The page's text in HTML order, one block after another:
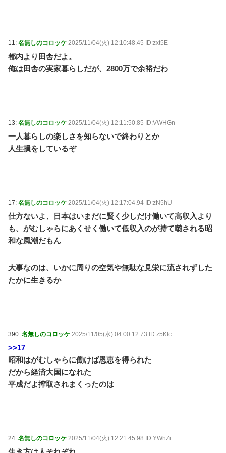
11: 名無しのコロッケ 2025/11/04(火) 12:10:48.45 ID:zxt5E
都内より田舎だよ。
俺は田舎の実家暮らしだが、2800万で余裕だわ
13: 名無しのコロッケ 2025/11/04(火) 12:11:50.85 ID:VWHGn
一人暮らしの楽しさを知らないで終わりとか
人生損をしているぞ
17: 名無しのコロッケ 2025/11/04(火) 12:17:04.94 ID:zN5hU
仕方ないよ、日本はいまだに賢く少しだけ働いて高収入より
も、がむしゃらにあくせく働いて低収入のが持て囃される昭
和な風潮だもん
大事なのは、いかに周りの空気や無駄な見栄に流されずした
たかに生きるか
390: 名無しのコロッケ 2025/11/05(水) 04:00:12.73 ID:z5KIc
>>17
昭和はがむしゃらに働けば恩恵を得られた
だから経済大国になれた
平成だよ搾取されまくったのは
24: 名無しのコロッケ 2025/11/04(火) 12:21:45.98 ID:YWhZi